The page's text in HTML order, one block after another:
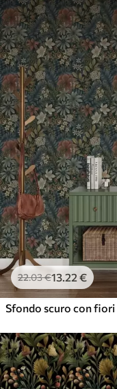
22.03€13.22 €